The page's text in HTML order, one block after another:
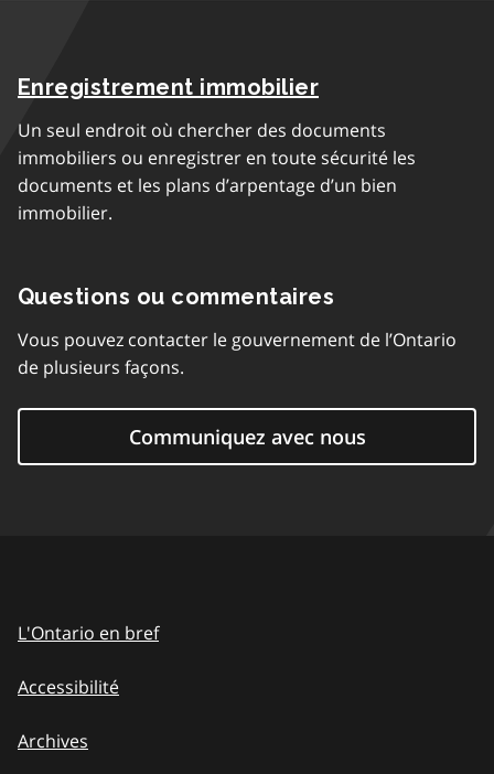
Enregistrement immobilier
Un seul endroit où chercher des documents
immobiliers ou enregistrer en toute sécurité les
documents et les plans d’arpentage d’un bien
immobilier.
Questions ou commentaires
Vous pouvez contacter le gouvernement de l’Ontario
de plusieurs façons.
Communiquez avec nous
L'Ontario en bref
Accessibilité
Archives